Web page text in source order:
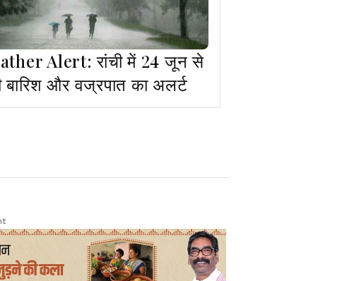
Alert: रांची में 24 जून से
बारिश और वज्रपात का अलर्ट